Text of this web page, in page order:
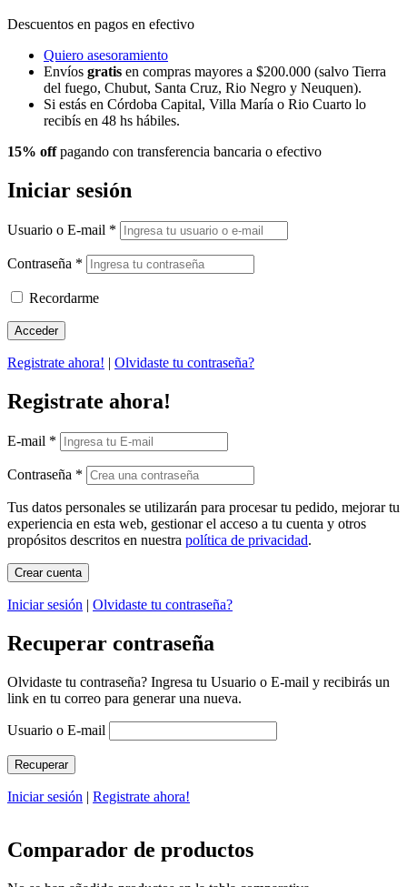
Descuentos en pagos en efectivo
Quiero asesoramiento
Envíos gratis en compras mayores a $200.000 (salvo Tierra
del fuego, Chubut, Santa Cruz, Rio Negro y Neuquen).
Si estás en Córdoba Capital, Villa María o Rio Cuarto lo
recibís en 48 hs hábiles.
15% offpagando con transferencia bancaria o efectivo
Iniciar sesión
Usuario o E-mail *
Contraseña *
Recordarme
Registrate ahora! | Olvidaste tu contraseña?
Registrate ahora!
E-mail *
Contraseña *
Tus datos personales se utilizarán para procesar tu pedido, mejorar tu
experiencia en esta web, gestionar el acceso a tu cuenta y otros
propósitos descritos en nuestra política de privacidad.
Iniciar sesión | Olvidaste tu contraseña?
Recuperar contraseña
Olvidaste tu contraseña? Ingresa tu Usuario o E-mail y recibirás un
link en tu correo para generar una nueva.
Usuario o E-mail
Iniciar sesión | Registrate ahora!